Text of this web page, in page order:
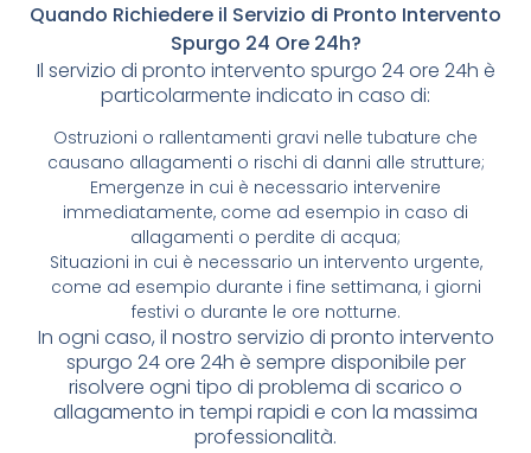
Quando Richiedere il Servizio di Pronto Intervento
Spurgo 24 Ore 24h?
Il servizio di pronto intervento spurgo 24 ore 24h è
particolarmente indicato in caso di:
Ostruzioni o rallentamenti gravi nelle tubature che
causano allagamenti o rischi di danni alle strutture;
Emergenze in cui è necessario intervenire
immediatamente, come ad esempio in caso di
allagamenti o perdite di acqua;
Situazioni in cui è necessario un intervento urgente,
come ad esempio durante i fine settimana, i giorni
festivi o durante le ore notturne.
In ogni caso, il nostro servizio di pronto intervento
spurgo 24 ore 24h è sempre disponibile per
risolvere ogni tipo di problema di scarico o
allagamento in tempi rapidi e con la massima
professionalità.